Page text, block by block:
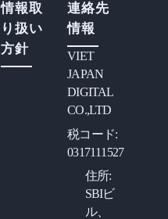
情報取
り扱い
方針
連絡先
情報
VIET
JAPAN
DIGITAL
CO.,LTD
税コード:
0317111527
住所:
SBIビ
ル、